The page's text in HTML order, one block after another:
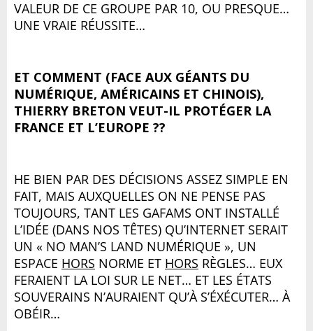
VALEUR DE CE GROUPE PAR 10, OU PRESQUE…
UNE VRAIE RÉUSSITE…
ET COMMENT (FACE AUX GÉANTS DU
NUMÉRIQUE, AMÉRICAINS ET CHINOIS),
THIERRY BRETON VEUT-IL PROTÉGER LA
FRANCE ET L’EUROPE ??
HE BIEN PAR DES DÉCISIONS ASSEZ SIMPLE EN
FAIT, MAIS AUXQUELLES ON NE PENSE PAS
TOUJOURS, TANT LES GAFAMS ONT INSTALLÉ
L’IDÉE (DANS NOS TÊTES) QU’INTERNET SERAIT
UN « NO MAN’S LAND NUMÉRIQUE », UN
ESPACE HORS NORME ET HORS RÈGLES… EUX
FERAIENT LA LOI SUR LE NET… ET LES ÉTATS
SOUVERAINS N’AURAIENT QU’À S’ÉXÉCUTER… À
OBÉIR…